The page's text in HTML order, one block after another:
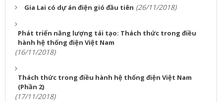
Gia Lai có dự án điện gió đầu tiên (26/11/2018)
Phát triển năng lượng tái tạo: Thách thức trong điều
hành hệ thống điện Việt Nam
(16/11/2018)
Thách thức trong điều hành hệ thống điện Việt Nam
(Phần 2)
(17/11/2018)